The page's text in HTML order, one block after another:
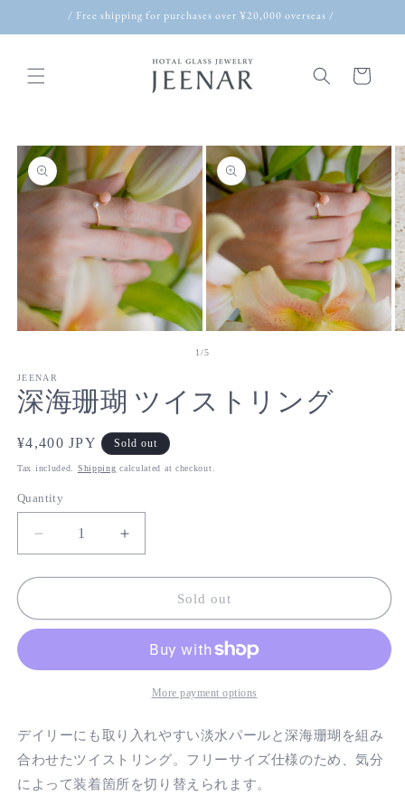
Skip to/ Free shipping for purchases over ¥20,000 overseas /
Cart
Skip to
product
information
in
modal
media
modal
1/of
5
JEENAR
深海珊瑚 ツイストリング
Regular
price
¥4,400 JPY Sold out
Tax included. Shipping calculated at checkout.
Quantity
Decrease
quantity
for
海
ス
ト
ン
Increase
quantity
for
海
ス
ト
リ
ン
Sold out
More payment options
デイリーにも取り入れやすい淡水パールと深海珊瑚を組み
合わせたツイストリング。フリーサイズ仕様のため、気分
によって装着箇所を切り替えられます。